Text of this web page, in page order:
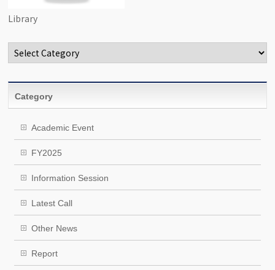
Library
Categories
Category
Academic Event
FY2025
Information Session
Latest Call
Other News
Report